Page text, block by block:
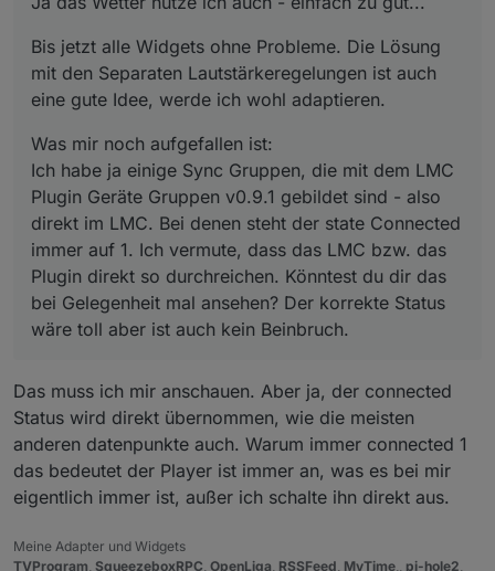
LMC bzw. das Plugin direkt so durchreichen.
Könntest du dir das bei Gelegenheit mal
ansehen? Der korrekte Status wäre toll aber ist
auch kein Beinbruch.
Bis jetzt alle Widgets ohne Probleme. Die Lösung
mit den Separaten Lautstärkeregelungen ist auch
eine gute Idee, werde ich wohl adaptieren.
Was mir noch aufgefallen ist:
Ich habe ja einige Sync Gruppen, die mit dem LMC
Plugin Geräte Gruppen v0.9.1 gebildet sind - also
direkt im LMC. Bei denen steht der state Connected
immer auf 1. Ich vermute, dass das LMC bzw. das
Plugin direkt so durchreichen. Könntest du dir das
bei Gelegenheit mal ansehen? Der korrekte Status
wäre toll aber ist auch kein Beinbruch.
Das muss ich mir anschauen. Aber ja, der connected
Status wird direkt übernommen, wie die meisten
anderen datenpunkte auch. Warum immer connected 1
das bedeutet der Player ist immer an, was es bei mir
eigentlich immer ist, außer ich schalte ihn direkt aus.
Meine Adapter und Widgets
TVProgram, SqueezeboxRPC, OpenLiga, RSSFeed, MyTime,, pi-hole2,